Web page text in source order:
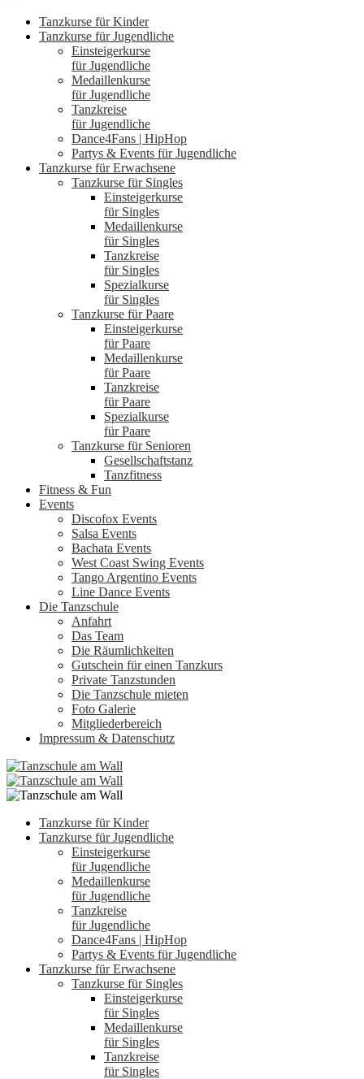
Tanzkurse für Kinder
Tanzkurse für Jugendliche
Einsteigerkurse
für Jugendliche
Medaillenkurse
für Jugendliche
Tanzkreise
für Jugendliche
Dance4Fans | HipHop
Partys & Events für Jugendliche
Tanzkurse für Erwachsene
Tanzkurse für Singles
Einsteigerkurse
für Singles
Medaillenkurse
für Singles
Tanzkreise
für Singles
Spezialkurse
für Singles
Tanzkurse für Paare
Einsteigerkurse
für Paare
Medaillenkurse
für Paare
Tanzkreise
für Paare
Spezialkurse
für Paare
Tanzkurse für Senioren
Gesellschaftstanz
Tanzfitness
Fitness & Fun
Events
Discofox Events
Salsa Events
Bachata Events
West Coast Swing Events
Tango Argentino Events
Line Dance Events
Die Tanzschule
Anfahrt
Das Team
Die Räumlichkeiten
Gutschein für einen Tanzkurs
Private Tanzstunden
Die Tanzschule mieten
Foto Galerie
Mitgliederbereich
Impressum & Datenschutz
Tanzkurse für Kinder
Tanzkurse für Jugendliche
Einsteigerkurse
für Jugendliche
Medaillenkurse
für Jugendliche
Tanzkreise
für Jugendliche
Dance4Fans | HipHop
Partys & Events für Jugendliche
Tanzkurse für Erwachsene
Tanzkurse für Singles
Einsteigerkurse
für Singles
Medaillenkurse
für Singles
Tanzkreise
für Singles